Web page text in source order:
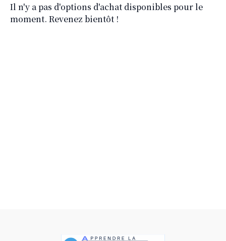
Il n'y a pas d'options d'achat disponibles pour le
moment. Revenez bientôt !